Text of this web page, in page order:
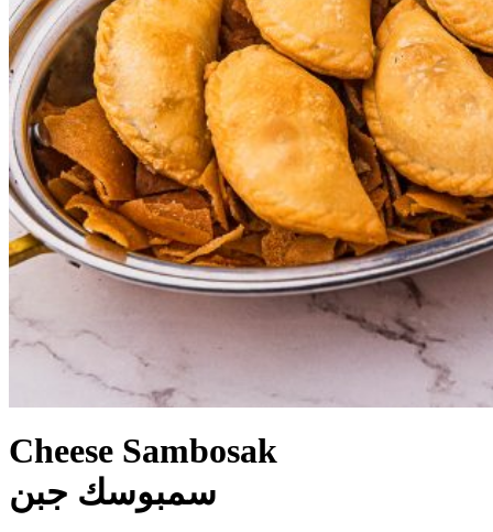
Cheese Sambosak
سمبوسك جبن